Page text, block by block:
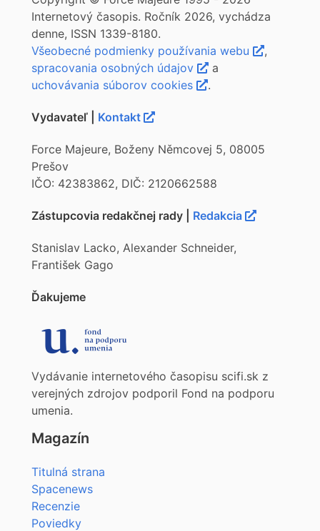
Internetový časopis. Ročník 2026, vychádza
denne, ISSN 1339-8180.
Všeobecné podmienky používania webu
,
spracovania osobných údajov
a
uchovávania súborov cookies
.
Vydavateľ | Kontakt
Force Majeure, Boženy Němcovej 5, 08005
Prešov
IČO: 42383862, DIČ: 2120662588
Zástupcovia redakčnej rady | Redakcia
Stanislav Lacko, Alexander Schneider,
František Gago
Ďakujeme
Vydávanie internetového časopisu scifi.sk z
verejných zdrojov podporil Fond na podporu
umenia.
Magazín
Titulná strana
Spacenews
Recenzie
Poviedky